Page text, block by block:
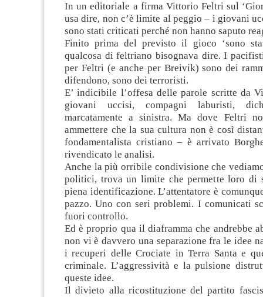
In un editoriale a firma Vittorio Feltri sul
usa dire, non c’è limite al peggio – i giovani
sono stati criticati perché non hanno saputo
Finito prima del previsto il gioco ‘sono
qualcosa di feltriano bisognava dire. I
per Feltri (e anche per Breivik) sono dei
difendono, sono dei terroristi.
E’ indicibile l’offesa delle parole scritte da
giovani uccisi, compagni laburisti,
marcatamente a sinistra. Ma dove Feltri
ammettere che la sua cultura non è così
fondamentalista cristiano – è arrivato
rivendicato le analisi.
Anche la più orribile condivisione che
politici, trova un limite che permette loro di
piena identificazione. L’attentatore è
pazzo. Uno con seri problemi. I comunicati
fuori controllo.
Ed è proprio qua il diaframma che andrebbe
non vi è davvero una separazione fra le idee
i recuperi delle Crociate in Terra Santa e
criminale. L’aggressività e la pulsione
queste idee.
Il divieto alla ricostituzione del partito